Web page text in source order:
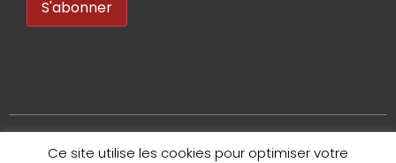
Copyright 2020 – Bruno Tauzin – Tous droits réservés.
Ce site utilise les cookies pour optimiser votre